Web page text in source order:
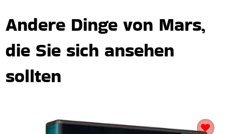
Andere Dinge von Mars,
die Sie sich ansehen
sollten